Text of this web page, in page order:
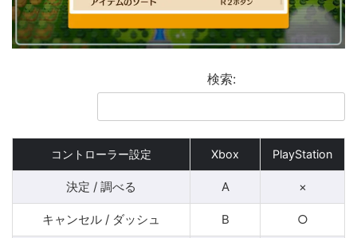
検索:
コントローラー設定 Xbox PlayStation
決定 / 調べる A ×
キャンセル / ダッシュ B ○